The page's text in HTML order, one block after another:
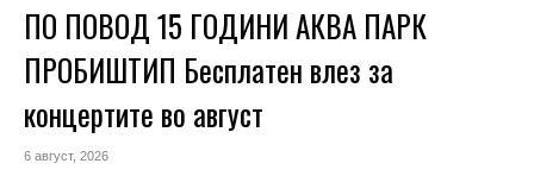
ПО ПОВОД 15 ГОДИНИ АКВА ПАРК
ПРОБИШТИП Бесплатен влез за
концертите во август
6 август, 2026